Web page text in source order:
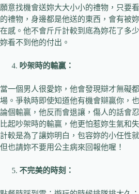
願意找機會送妳大大小小的禮物，只要
的禮物，身邊都是他送的東西，會有被
在感。他不會斤斤計較到底為妳花了多
妳看不到他的付出。
吵架時的輸贏：
當一個男人很愛妳，他會發現辯才無礙
場。爭執時即使知道他有機會辯贏你，
論個輸贏，他反而會退讓，傷人的話會
比起吵架時的輸贏，他更怕惹妳生氣和
計較是為了讓妳明白，包容妳的小任性
但也請妳不要用公主病來回報他喔！
不完美的時刻：